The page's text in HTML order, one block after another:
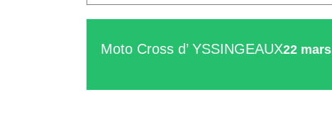
Moto Cross d’ YSSINGEAUX22 mars